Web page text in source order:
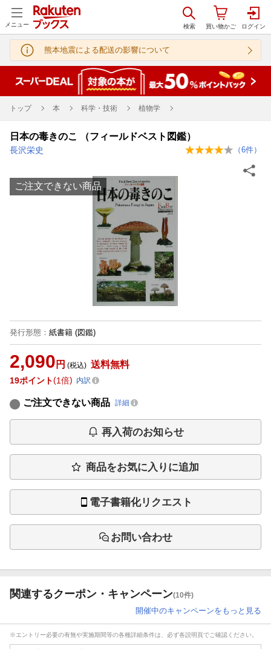
メニュー
熊本地震による配送の影響について
トップ 本 科学・技術 植物学
日本の毒きのこ （フィールドベスト図鑑）
長沢栄史 （6件）
ご注文できない商品
発行形態 ： 紙書籍 (図鑑)
2,090 円 (税込) 送料無料
19ポイント 1倍 内訳
ご注文できない商品 詳細
再入荷のお知らせ
商品をお気に入りに追加
電子書籍化リクエスト
お問い合わせ
関連するクーポン・キャンペーン(10件)
開催中のキャンペーンをもっと見る
※エントリー必要の有無や実施期間等の各種詳細条件は、必ず各説明頁でご確認ください。